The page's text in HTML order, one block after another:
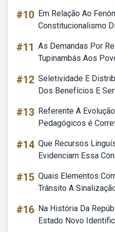
#10 Em Relação Ao
Constitucionalismo
#11 As Demandas Por
Tupinambás Aos
#12 Seletividade E
Dos Benefícios E
#13 Referente A
Pedagógicos é
#14 Que Recursos
Evidenciam Essa
#15 Quais Elementos
Trânsito A
#16 Na História Da
Estado Novo